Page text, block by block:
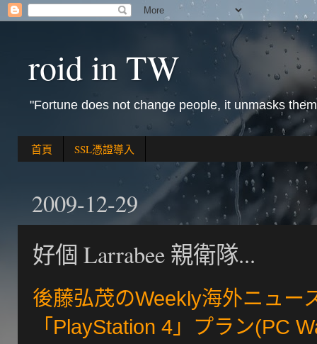
roid in TW
"Fortune does not change people, it unmasks
首頁 SSL憑證導入
2009-12-29
好個 Larrabee 親衛隊...
後藤弘茂のWeekly海外ニュー
「PlayStation 4」プラン(PC